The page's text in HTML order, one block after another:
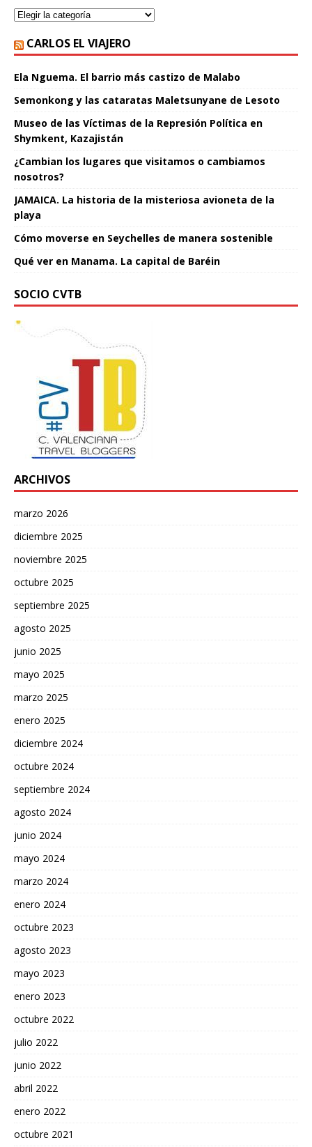
CARLOS EL VIAJERO
Ela Nguema. El barrio más castizo de Malabo
Semonkong y las cataratas Maletsunyane de Lesoto
Museo de las Víctimas de la Represión Política en
Shymkent, Kazajistán
¿Cambian los lugares que visitamos o cambiamos
nosotros?
JAMAICA. La historia de la misteriosa avioneta de la
playa
Cómo moverse en Seychelles de manera sostenible
Qué ver en Manama. La capital de Baréin
SOCIO CVTB
ARCHIVOS
marzo 2026
diciembre 2025
noviembre 2025
octubre 2025
septiembre 2025
agosto 2025
junio 2025
mayo 2025
marzo 2025
enero 2025
diciembre 2024
octubre 2024
septiembre 2024
agosto 2024
junio 2024
mayo 2024
marzo 2024
enero 2024
octubre 2023
agosto 2023
mayo 2023
enero 2023
octubre 2022
julio 2022
junio 2022
abril 2022
enero 2022
octubre 2021